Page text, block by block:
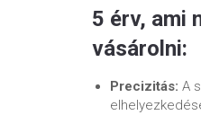
5 érv, ami
vásárolni:
Precizitás: A